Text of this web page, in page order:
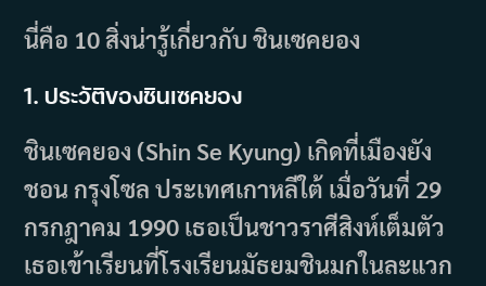
นี่คือ 10 สิ่งน่ารู้เกี่ยวกับ ชินเซคยอง
1. ประวัติของชินเซคยอง
ชินเซคยอง (Shin Se Kyung) เกิดที่เมืองยัง
ชอน กรุงโซล ประเทศเกาหลีใต้ เมื่อวันที่ 29
กรกฎาคม 1990 เธอเป็นชาวราศีสิงห์เต็มตัว
เธอเข้าเรียนที่โรงเรียนมัธยมชินมกในละแวก